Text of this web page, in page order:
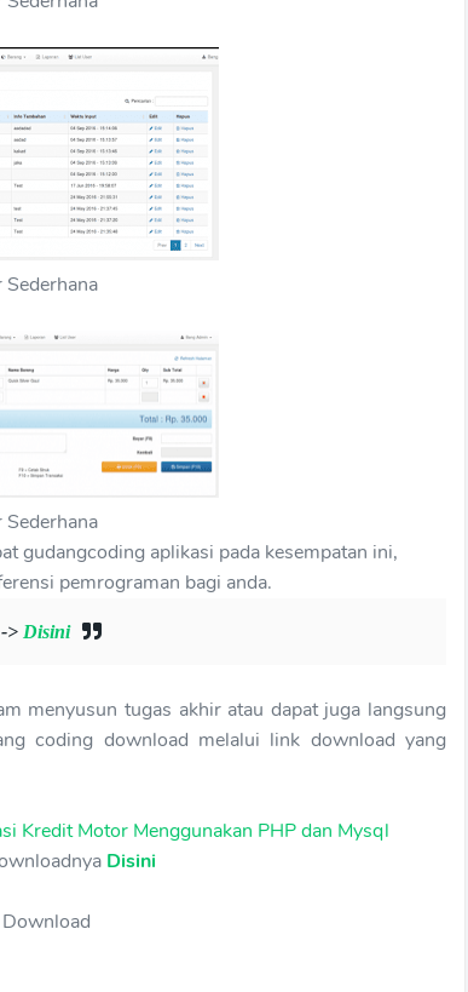
Sederhana
Sederhana
gudangcoding aplikasi pada kesempatan ini,
pemrograman bagi anda.
> Disini
menyusun tugas akhir atau dapat juga langsung
coding download melalui link download yang
Kredit Motor Menggunakan PHP dan Mysql
Disini